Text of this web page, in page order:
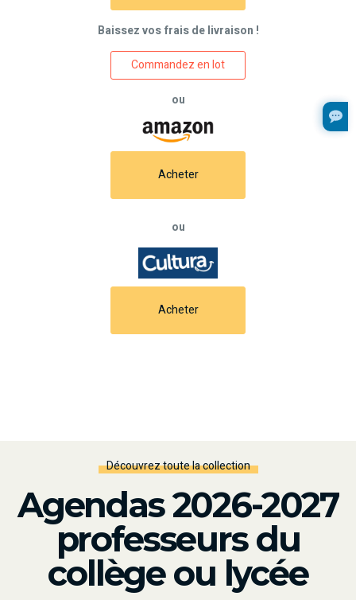
Baissez vos frais de livraison !
Commandez en lot
ou
Acheter
ou
Acheter
Découvrez toute la collection
Agendas 2026-2027
professeurs du
collège ou lycée